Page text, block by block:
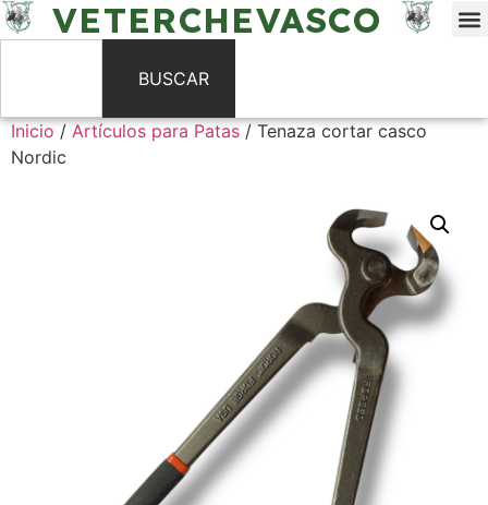
VETERCHEVASCO
BUSCAR
Inicio/Artículos para Patas/ Tenaza cortar casco
Nordic